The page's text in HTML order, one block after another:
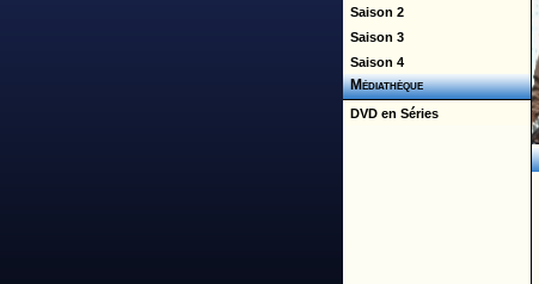
Saison 2
Saison 3
Saison 4
Médiathèque
DVD en Séries